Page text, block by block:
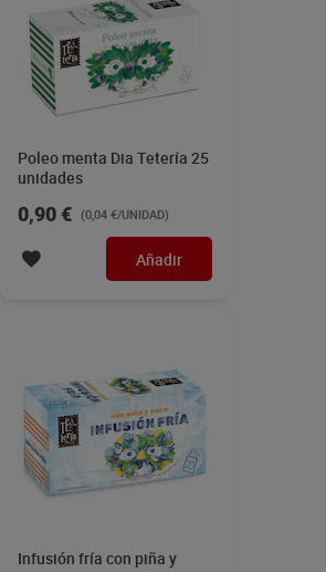
Poleo menta Dia Tetería 25
unidades
0,90 € (0,04 €/UNIDAD)
Añadir
Infusión fría con piña y